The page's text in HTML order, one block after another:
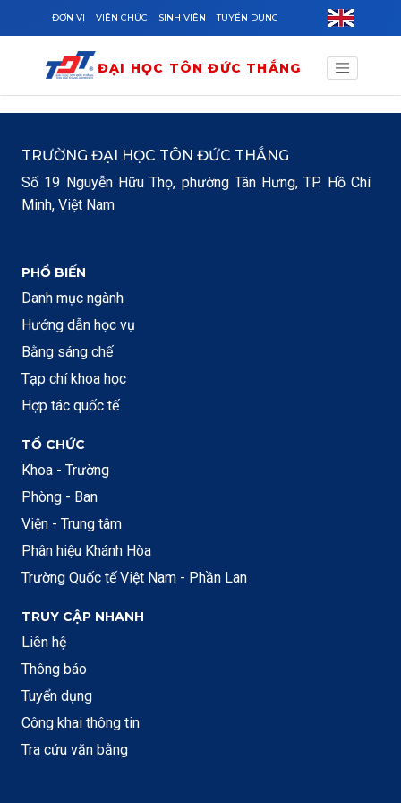
Skip to main content
ĐƠN VỊ VIÊN CHỨC SINH VIÊN TUYỂN DỤNG
ĐẠI HỌC TÔN ĐỨC THẮNG
TRƯỜNG ĐẠI HỌC TÔN ĐỨC THẮNG
Số 19 Nguyễn Hữu Thọ, phường Tân Hưng, TP. Hồ Chí
Minh, Việt Nam
PHỔ BIẾN
Danh mục ngành
Hướng dẫn học vụ
Bằng sáng chế
Tạp chí khoa học
Hợp tác quốc tế
TỔ CHỨC
Khoa - Trường
Phòng - Ban
Viện - Trung tâm
Phân hiệu Khánh Hòa
Trường Quốc tế Việt Nam - Phần Lan
TRUY CẬP NHANH
Liên hệ
Thông báo
Tuyển dụng
Công khai thông tin
Tra cứu văn bằng